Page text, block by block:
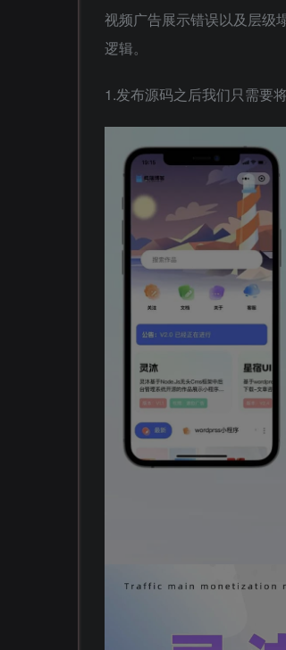
视频广告展示错误以及层级
逻辑。
1.发布源码之后我们只需要